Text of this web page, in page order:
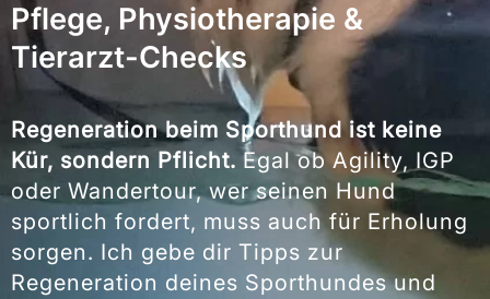
Pflege, Physiotherapie &
Tierarzt-Checks
Regeneration beim Sporthund ist keine
Kür, sondern Pflicht.Egal ob Agility, IGP
oder Wandertour, wer seinen Hund
sportlich fordert, muss auch für Erholung
sorgen. Ich gebe dir Tipps zur
Regeneration deines Sporthundes und